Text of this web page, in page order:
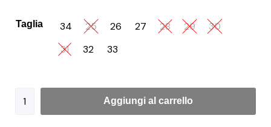
Taglia 34 25 26 27 28 29
30
31
32 33
Aggiungi al carrello